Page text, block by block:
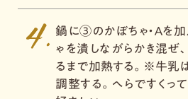
鍋に③のかぼちゃ・Ａを
ゃを潰しながらかき混ぜ
るまで加熱する。※牛乳
調整する。へらですくっ